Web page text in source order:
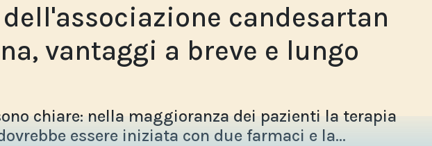
candesartan
vantaggi a breve e lungo
chiare: nella maggioranza dei pazienti la terapia
essere iniziata con due farmaci e la...